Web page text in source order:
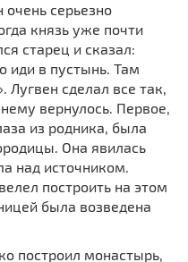
очень серьезно
князь уже почти
старец и сказал:
иди в пустынь. Там
Лугвен сделал все так,
вернулось. Первое,
из родника, была
Она явилась
над источником.
построить на этом
была возведена
построил монастырь,